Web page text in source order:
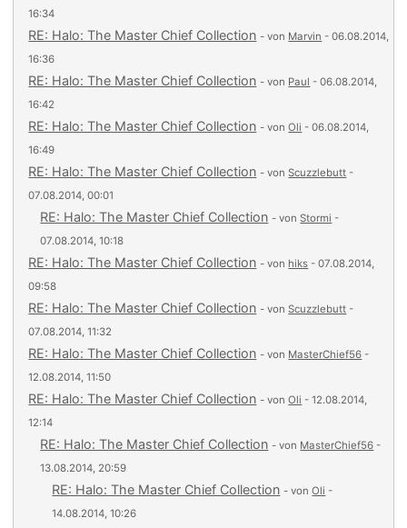
16:34
RE: Halo: The Master Chief Collection - von Marvin - 06.08.2014,
16:36
RE: Halo: The Master Chief Collection - von Paul - 06.08.2014,
16:42
RE: Halo: The Master Chief Collection - vonOli - 06.08.2014,
16:49
RE: Halo: The Master Chief Collection - vonScuzzlebutt -
07.08.2014, 00:01
RE: Halo: The Master Chief Collection - vonStormi -
07.08.2014, 10:18
RE: Halo: The Master Chief Collection - von hiks - 07.08.2014,
09:58
RE: Halo: The Master Chief Collection - vonScuzzlebutt -
07.08.2014, 11:32
RE: Halo: The Master Chief Collection - von MasterChief56 -
12.08.2014, 11:50
RE: Halo: The Master Chief Collection - vonOli - 12.08.2014,
12:14
RE: Halo: The Master Chief Collection - von MasterChief56 -
13.08.2014, 20:59
RE: Halo: The Master Chief Collection - vonOli -
14.08.2014, 10:26